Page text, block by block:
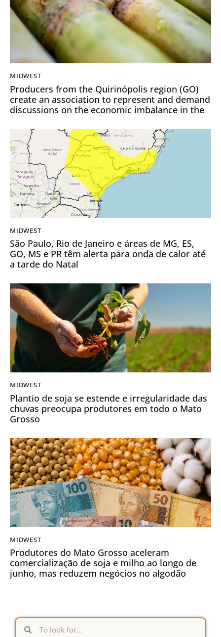
MIDWEST
Producers from the Quirinópolis region (GO)
create an association to represent and demand
discussions on the economic imbalance in the
MIDWEST
São Paulo, Rio de Janeiro e áreas de MG, ES,
GO, MS e PR têm alerta para onda de calor até
a tarde do Natal
MIDWEST
Plantio de soja se estende e irregularidade das
chuvas preocupa produtores em todo o Mato
Grosso
MIDWEST
Produtores do Mato Grosso aceleram
comercialização de soja e milho ao longo de
junho, mas reduzem negócios no algodão